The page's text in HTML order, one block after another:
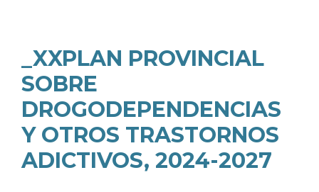
_XXPLAN PROVINCIAL
SOBRE
DROGODEPENDENCIAS
Y OTROS TRASTORNOS
ADICTIVOS, 2024-2027